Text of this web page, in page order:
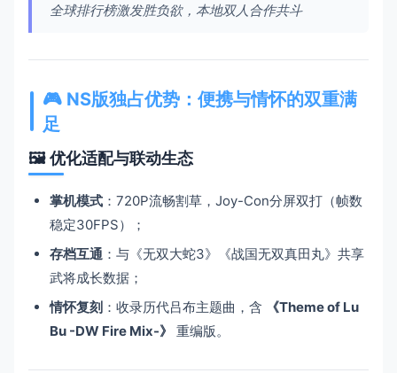
全球排行榜激发胜负欲，本地双人合作共斗
🎮 ​ ​NS版独占优势：便携与情怀的双重满
足​
🖼️ ​​优化适配与联动生态​
​掌机模式​ ​：720P流畅割草，Joy-Con分屏双打（帧数
稳定30FPS）；
​存档互通​ ​：与《无双大蛇3》《战国无双真田丸》共享
武将成长数据；
​情怀复刻​ ​：收录历代吕布主题曲，含 ​
​《Theme of Lu
Bu -DW Fire Mix-》​ ​ 重编版。